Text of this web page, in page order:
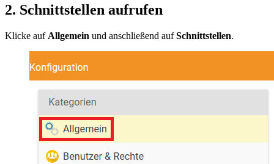
2. Schnittstellen aufrufen
Klicke auf Allgemein und anschließend aufSchnittstellen.